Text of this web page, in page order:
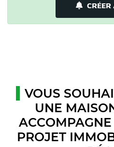
CRÉER
VOUS
UNE
PROJET